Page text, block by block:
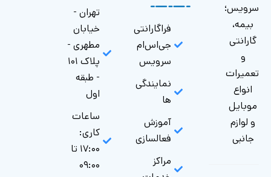
سرویس؛
بیمه،
گارانتی
و
تعمیرات
انواع
موبایل
و لوازم
جانبی
فراگارانتی
جی‌اس‌ام
سرویس
نمایندگی
ها
آموزش
فعالسازی
مراکز
تهران -
خیابان
مطهری -
پلاک ۱۰۱
- طبقه
اول
ساعات
کاری:
۱۷:۰۰ تا
۰۹:۰۰